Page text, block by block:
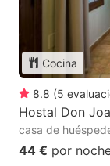
Cocina
8.8 (5
Hostal Don
casa de
44 € por